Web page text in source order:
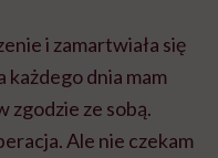
i zamartwiała się
każdego dnia mam
zgodzie ze sobą.
Ale nie czekam